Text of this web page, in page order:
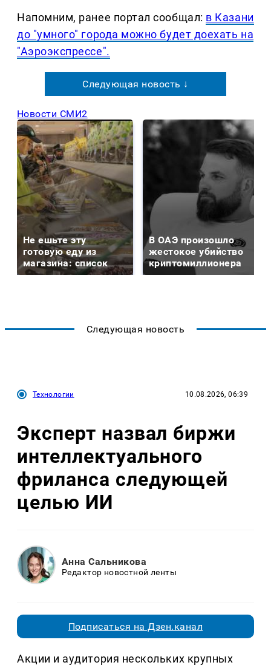
Напомним, ранее портал сообщал: в Казани
до "умного" города можно будет доехать на
"Аэроэкспрессе".
Следующая новость ↓
Новости СМИ2
Не ешьте эту
готовую еду из
магазина: список
В ОАЭ произошло
жестокое убийство
криптомиллионера
Следующая новость
Технологии 10.08.2026, 06:39
Эксперт назвал биржи
интеллектуального
фриланса следующей
целью ИИ
Анна Сальникова
Редактор новостной ленты
Подписаться на Дзен.канал
Акции и аудитория нескольких крупных